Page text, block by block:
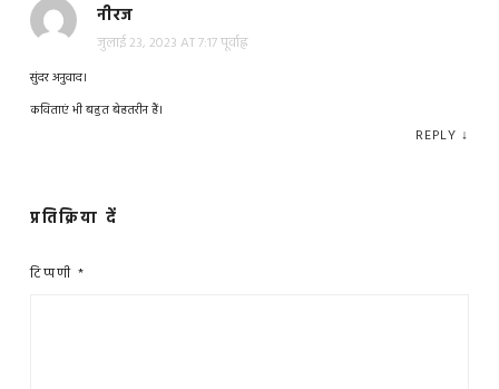
नीरज
जुलाई 23, 2023 AT 7:17 पूर्वाह्न
सुंदर अनुवाद।
कविताएं भी बहुत बेहतरीन हैं।
REPLY ↓
प्रतिक्रिया दें
टिप्पणी *